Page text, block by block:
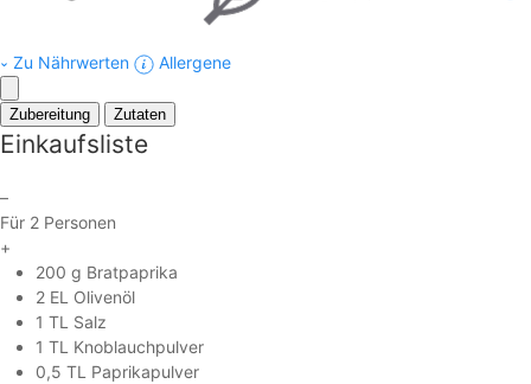
Zu Nährwerten Allergene
Zubereitung Zutaten
Einkaufsliste
–
Für 2 Personen
+
200 g Bratpaprika
2 EL Olivenöl
1 TL Salz
1 TL Knoblauchpulver
0,5 TL Paprikapulver